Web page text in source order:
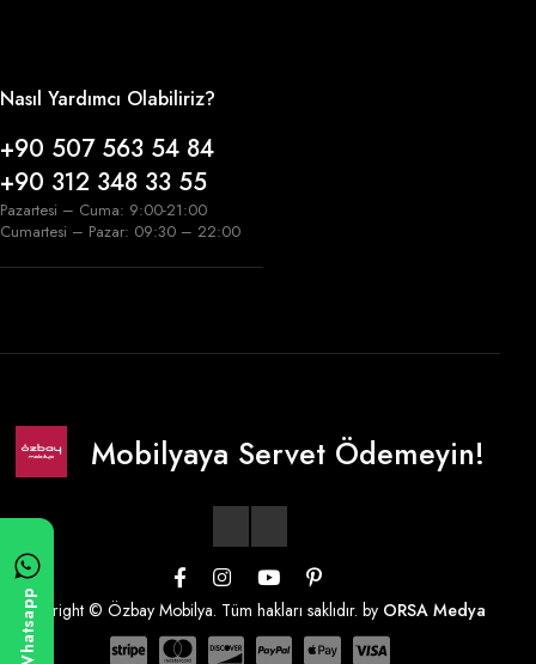
Nasıl Yardımcı Olabiliriz?
+90 507 563 54 84
+90 312 348 33 55
Pazartesi – Cuma: 9:00-21:00
Cumartesi – Pazar: 09:30 – 22:00
Mobilyaya Servet Ödemeyin!
Copyright © Özbay Mobilya. Tüm hakları saklıdır. by ORSA Medya
Whatsapp